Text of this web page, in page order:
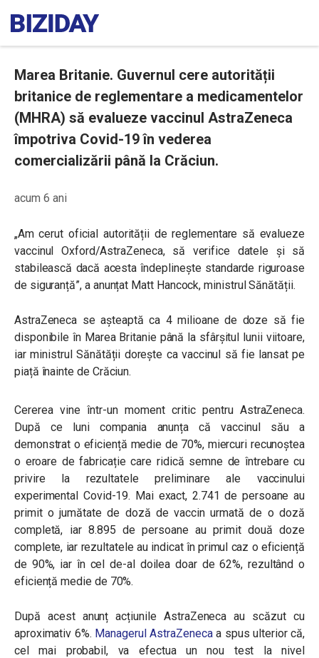
Marea Britanie. Guvernul cere autorității
britanice de reglementare a medicamentelor
(MHRA) să evalueze vaccinul AstraZeneca
împotriva Covid-19 în vederea
comercializării până la Crăciun.
acum 6 ani
„Am cerut oficial autorității de reglementare să evalueze
vaccinul Oxford/AstraZeneca, să verifice datele și să
stabilească dacă acesta îndeplinește standarde riguroase
de siguranță”, a anunțat Matt Hancock, ministrul Sănătății.
AstraZeneca se așteaptă ca 4 milioane de doze să fie
disponibile în Marea Britanie până la sfârșitul lunii viitoare,
iar ministrul Sănătății dorește ca vaccinul să fie lansat pe
piață înainte de Crăciun.
Cererea vine într-un moment critic pentru AstraZeneca.
După ce luni compania anunța că vaccinul său a
demonstrat o eficiență medie de 70%, miercuri recunoștea
o eroare de fabricație care ridică semne de întrebare cu
privire la rezultatele preliminare ale vaccinului
experimental Covid-19. Mai exact, 2.741 de persoane au
primit o jumătate de doză de vaccin urmată de o doză
completă, iar 8.895 de persoane au primit două doze
complete, iar rezultatele au indicat în primul caz o eficiență
de 90%, iar în cel de-al doilea doar de 62%, rezultând o
eficiență medie de 70%.
După acest anunț acțiunile AstraZeneca au scăzut cu
aproximativ 6%. Managerul AstraZenecaa spus ulterior că,
cel mai probabil, va efectua un nou test la nivel